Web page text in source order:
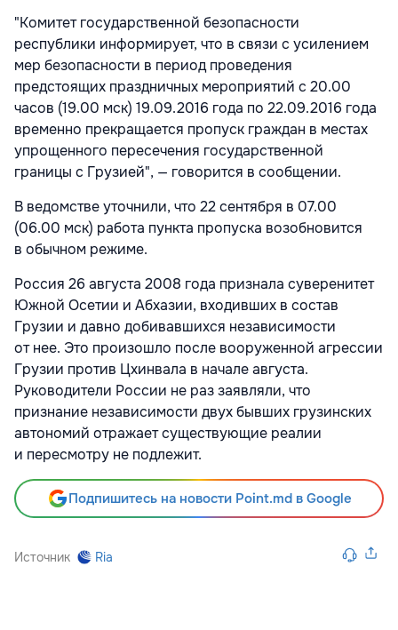
"Комитет государственной безопасности
республики информирует, что в связи с усилением
мер безопасности в период проведения
предстоящих праздничных мероприятий с 20.00
часов (19.00 мск) 19.09.2016 года по 22.09.2016 года
временно прекращается пропуск граждан в местах
упрощенного пересечения государственной
границы с Грузией", — говорится в сообщении.
В ведомстве уточнили, что 22 сентября в 07.00
(06.00 мск) работа пункта пропуска возобновится
в обычном режиме.
Россия 26 августа 2008 года признала суверенитет
Южной Осетии и Абхазии, входивших в состав
Грузии и давно добивавшихся независимости
от нее. Это произошло после вооруженной агрессии
Грузии против Цхинвала в начале августа.
Руководители России не раз заявляли, что
признание независимости двух бывших грузинских
автономий отражает существующие реалии
и пересмотру не подлежит.
Подпишитесь на новости Point.md в Google
Источник Ria